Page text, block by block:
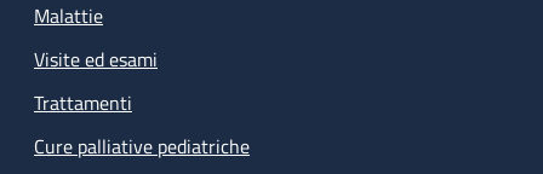
Malattie
Visite ed esami
Trattamenti
Cure palliative pediatriche